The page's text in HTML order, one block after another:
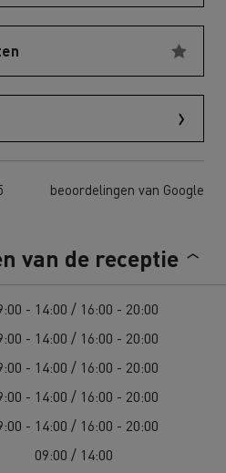
beoordelingen van Google
van de receptie
- 14:00 / 16:00 - 20:00
- 14:00 / 16:00 - 20:00
- 14:00 / 16:00 - 20:00
- 14:00 / 16:00 - 20:00
- 14:00 / 16:00 - 20:00
09:00 / 14:00